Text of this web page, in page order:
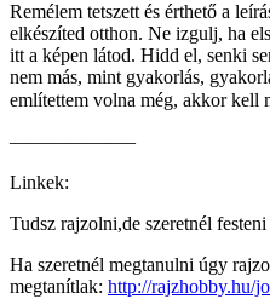
Remélem tetszett és érthető a
elkészíted otthon. Ne izgulj, ha
itt a képen látod. Hidd el, senki
nem más, mint gyakorlás,
említettem volna még, akkor kell
——————–
Linkek:
Tudsz rajzolni,de szeretnél festeni
Ha szeretnél megtanulni úgy
megtanítlak: http://rajzhobby.hu/